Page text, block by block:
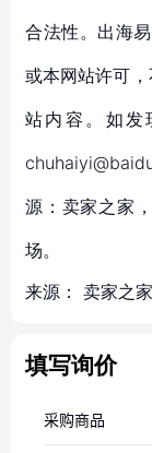
合法性。出海
或本网站许可
站内容。如发
源：卖家之家
场。
来源： 卖家之家
填写询价